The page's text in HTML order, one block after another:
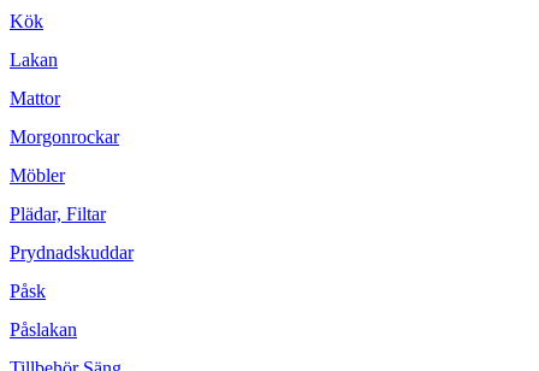
Kök
Lakan
Mattor
Morgonrockar
Möbler
Plädar, Filtar
Prydnadskuddar
Påsk
Påslakan